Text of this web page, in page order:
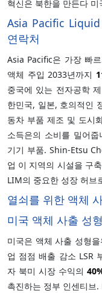
혁신은 북한을 만든다
Asia Pacific
연락처
Asia Pacific은 가장 빠
액체 주입 2033년까지
중국에 있는 전자공학
한민국, 일본, 호의적인
동차 부품 제조 및 도시
소득은의 소비를 밀어
기기 부품. Shin-Etsu
업 이 지역의 시설을 구
LIM의 중요한 성장 허브
열쇠를 위한 액체
미국 액체 사출 성
미국은 액체 사출 성형
업 점점 배출 감소 LSR
자 북미 시장 수익의
촉진하는 정부 인센티